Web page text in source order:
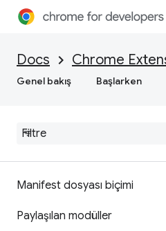
Docs Chrome
Genel bakış Başlarken
Manifest dosyası biçimi
Paylaşılan modüller